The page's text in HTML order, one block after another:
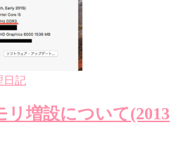
日記
リ増設について(2013